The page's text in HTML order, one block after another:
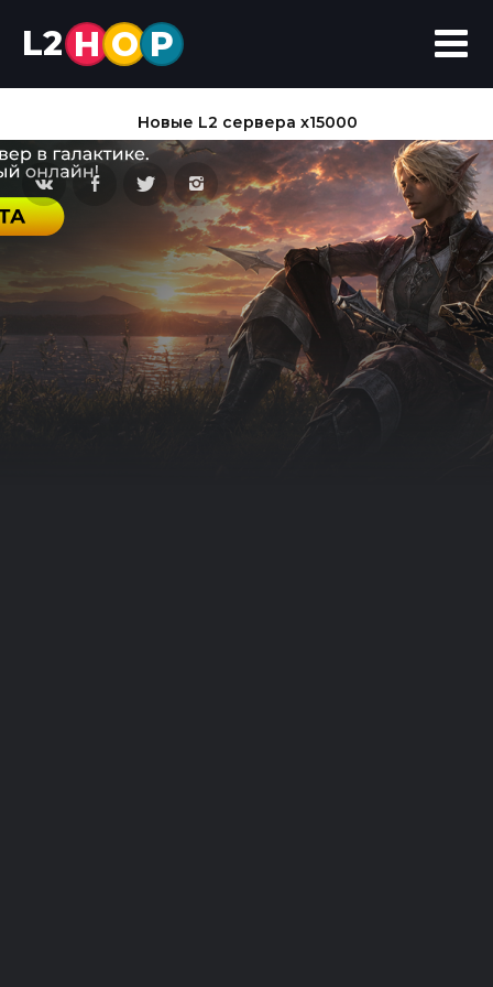
L2 H O P
Новые L2 сервера x15000